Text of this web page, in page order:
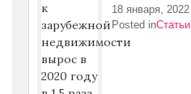
18 января, 2022
Posted inСтатьи